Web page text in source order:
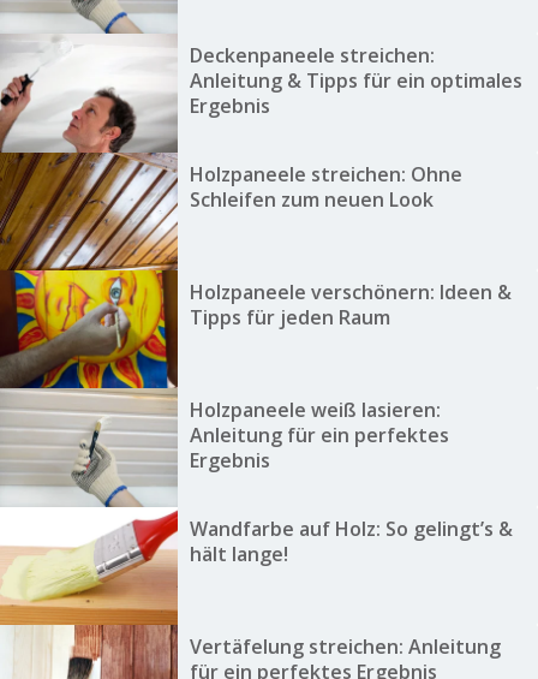
Deckenpaneele streichen:
Anleitung & Tipps für ein optimales
Ergebnis
Holzpaneele streichen: Ohne
Schleifen zum neuen Look
Holzpaneele verschönern: Ideen &
Tipps für jeden Raum
Holzpaneele weiß lasieren:
Anleitung für ein perfektes
Ergebnis
Wandfarbe auf Holz: So gelingt’s &
hält lange!
Vertäfelung streichen: Anleitung
für ein perfektes Ergebnis